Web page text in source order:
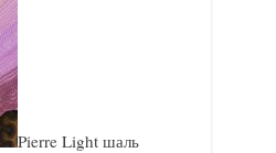
Pierre Light шаль